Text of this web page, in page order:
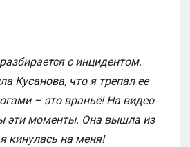
с инцидентом.
Кусанова, что я трепал ее
– это враньё! На видео
эти моменты. Она вышла из
кинулась на меня!